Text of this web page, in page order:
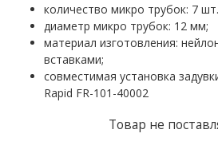
количество микро трубок: 7
диаметр микро трубок: 12 мм;
материал изготовления:
вставками;
совместимая установка
Rapid FR-101-40002
Товар не